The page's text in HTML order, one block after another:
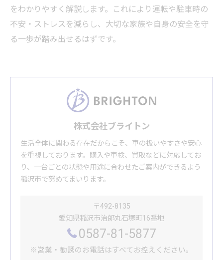
をわかりやすく解説します。これにより運転や駐車時の
不安・ストレスを減らし、大切な家族や自身の安全を守
る一歩が踏み出せるはずです。
株式会社ブライトン
生活全体に関わる存在だからこそ、車の扱いやすさや安心
を重視しております。購入や車検、買取などに対応してお
り、一台ごとの状態や用途に合わせたご案内ができるよう
稲沢市で努めてまいります。
〒492-8135
愛知県稲沢市治郎丸石塚町16番地
0587-81-5877
※営業・勧誘のお電話はすべてお控えください。